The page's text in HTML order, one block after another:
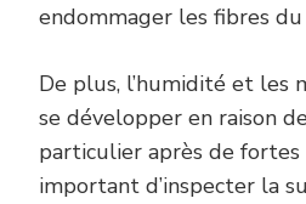
endommager les fibres du
De plus, l’humidité et les
se développer en raison
particulier après de
important d’inspecter la